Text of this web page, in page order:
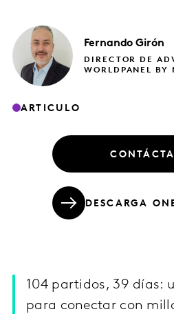
Fernando Girón
DIRECTOR DE
WORLDPANEL BY
ARTICULO
DESCARGA
104 partidos, 39 días:
para conectar con